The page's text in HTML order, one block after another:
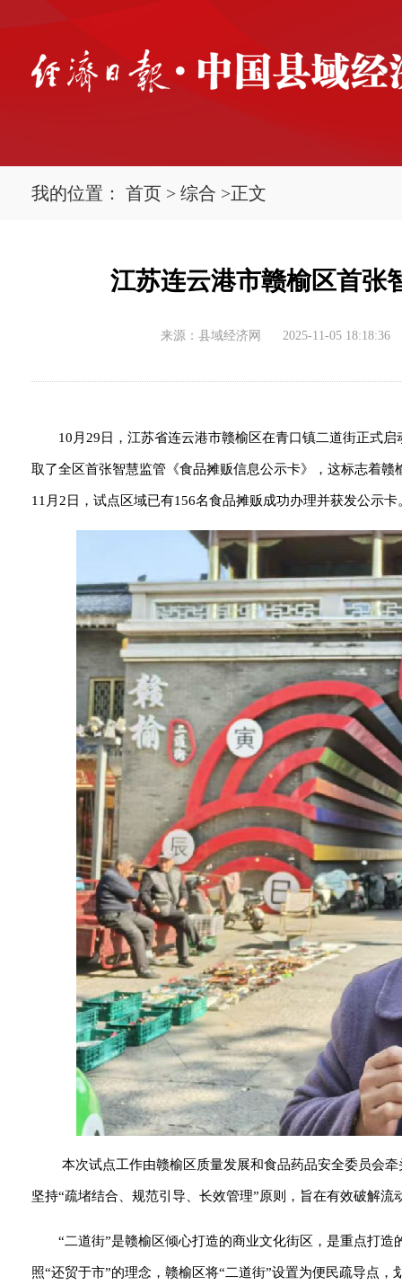
我的位置： 首页 > 综合 >正文
江苏连云港市赣榆区首张
来源：县域经济网 2025-11-05 18:18:36
10月29日，江苏省连云港市赣榆区在青口镇二道街正式
取了全区首张智慧监管《食品摊贩信息公示卡》，这标志着
11月2日，试点区域已有156名食品摊贩成功办理并获发公示卡
本次试点工作由赣榆区质量发展和食品药品安全委员会
坚持“疏堵结合、规范引导、长效管理”原则，旨在有效破解
“二道街”是赣榆区倾心打造的商业文化街区，是重点打
照“还贸于市”的理念，赣榆区将“二道街”设置为便民疏导点